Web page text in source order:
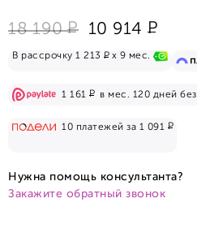
18 190 Р 10 914 Р
В рассрочку 1 213 Рx 9 мес.
1 161 Рв мес. 120 дней без
10 платежей за 1 091 Р
Нужна помощь консультанта?
Закажите обратный звонок